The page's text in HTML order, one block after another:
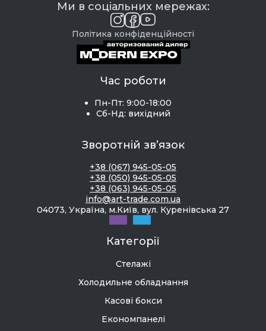
Ми в соціальних мережах:
Політика конфіденційності
Час роботи
Пн-Пт: 9:00-18:00
Сб-Нд: вихідний
Зворотній зв’язок
+38 (067) 945-05-05
+38 (050) 945-05-05
+38 (063) 945-05-05
info@art-trade.com.ua
04073, Україна, м.Київ, вул. Куренівська 27
Категорії
Стелажі
Холодильне обладнання
Касові бокси
Економпанелі